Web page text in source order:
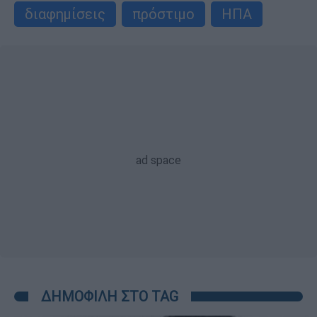
διαφημίσεις
πρόστιμο ΗΠΑ
ΔΗΜΟΦΙΛΗ ΣΤΟ TAG